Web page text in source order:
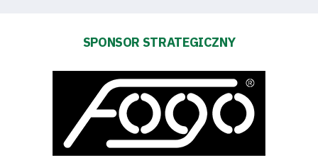
SPONSOR STRATEGICZNY